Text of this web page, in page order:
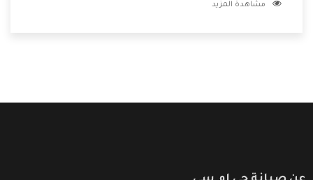
الشركة بها والتى تكون منها خدمة الصيانة التى تكون من أهم
مشاهدة المزيد